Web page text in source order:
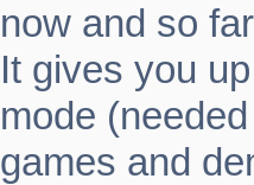
now and so
It gives you
mode
games and